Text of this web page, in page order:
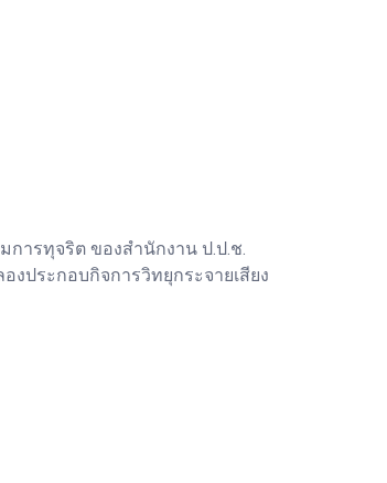
ารทุจริต ของสำนักงาน ป.ป.ช.
ประกอบกิจการวิทยุกระจายเสียง